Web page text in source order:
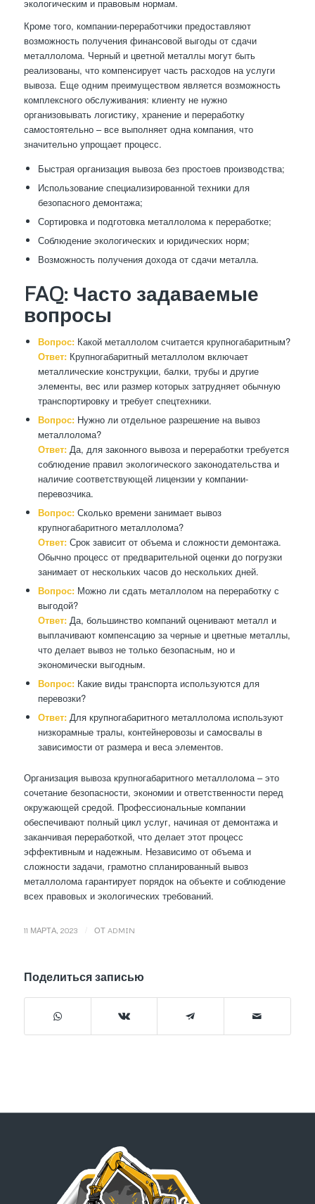
экологическим и правовым нормам.
Кроме того, компании-переработчики предоставляют
возможность получения финансовой выгоды от сдачи
металлолома. Черный и цветной металлы могут быть
реализованы, что компенсирует часть расходов на услуги
вывоза. Еще одним преимуществом является возможность
комплексного обслуживания: клиенту не нужно
организовывать логистику, хранение и переработку
самостоятельно – все выполняет одна компания, что
значительно упрощает процесс.
Быстрая организация вывоза без простоев производства;
Использование специализированной техники для
безопасного демонтажа;
Сортировка и подготовка металлолома к переработке;
Соблюдение экологических и юридических норм;
Возможность получения дохода от сдачи металла.
FAQ: Часто задаваемые
вопросы
Вопрос:Какой металлолом считается крупногабаритным?
Ответ:Крупногабаритный металлолом включает
металлические конструкции, балки, трубы и другие
элементы, вес или размер которых затрудняет обычную
транспортировку и требует спецтехники.
Вопрос:Нужно ли отдельное разрешение на вывоз
металлолома?
Ответ:Да, для законного вывоза и переработки требуется
соблюдение правил экологического законодательства и
наличие соответствующей лицензии у компании-
перевозчика.
Вопрос:Сколько времени занимает вывоз
крупногабаритного металлолома?
Ответ:Срок зависит от объема и сложности демонтажа.
Обычно процесс от предварительной оценки до погрузки
занимает от нескольких часов до нескольких дней.
Вопрос:Можно ли сдать металлолом на переработку с
выгодой?
Ответ:Да, большинство компаний оценивают металл и
выплачивают компенсацию за черные и цветные металлы,
что делает вывоз не только безопасным, но и
экономически выгодным.
Вопрос:Какие виды транспорта используются для
перевозки?
Ответ:Для крупногабаритного металлолома используют
низкорамные тралы, контейнеровозы и самосвалы в
зависимости от размера и веса элементов.
Организация вывоза крупногабаритного металлолома – это
сочетание безопасности, экономии и ответственности перед
окружающей средой. Профессиональные компании
обеспечивают полный цикл услуг, начиная от демонтажа и
заканчивая переработкой, что делает этот процесс
эффективным и надежным. Независимо от объема и
сложности задачи, грамотно спланированный вывоз
металлолома гарантирует порядок на объекте и соблюдение
всех правовых и экологических требований.
11 МАРТА, 2023 ОТ ADMIN
Поделиться записью